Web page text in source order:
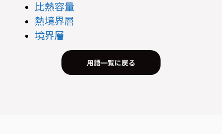
比熱容量
熱境界層
境界層
用語一覧に戻る